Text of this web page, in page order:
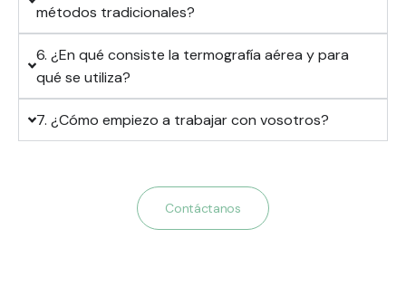
métodos tradicionales?
6. ¿En qué consiste la termografía aérea y para
qué se utiliza?
7. ¿Cómo empiezo a trabajar con vosotros?
Contáctanos